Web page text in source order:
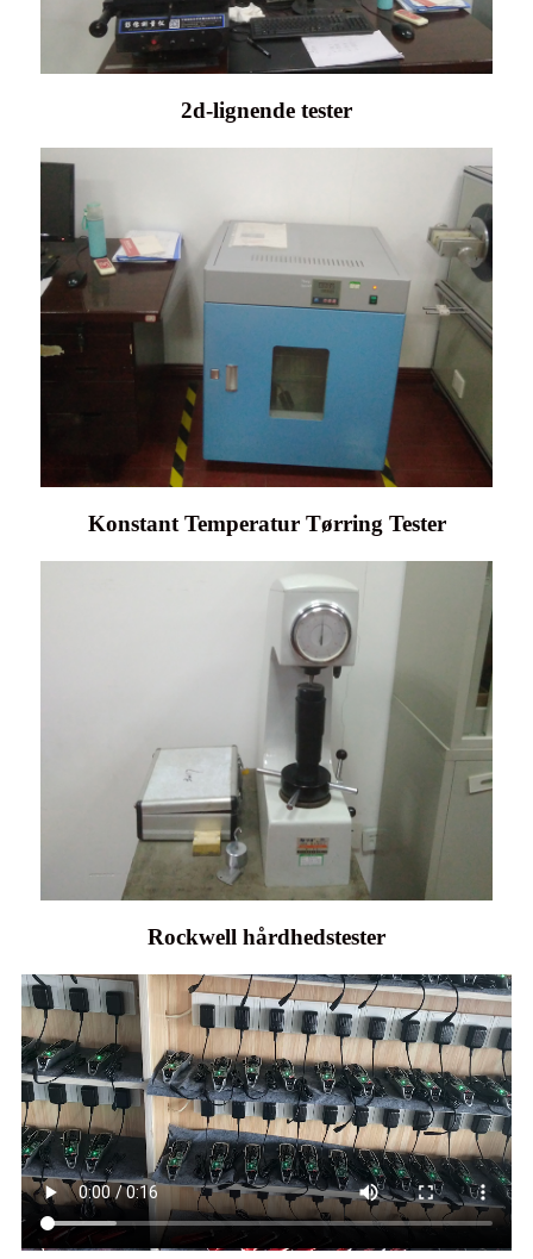
2d-lignende tester
Konstant Temperatur Tørring Tester
Rockwell hårdhedstester